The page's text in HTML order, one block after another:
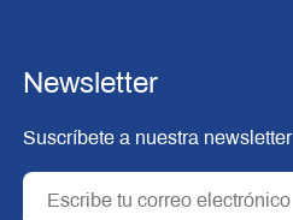
Newsletter
Suscríbete a nuestra newsletter